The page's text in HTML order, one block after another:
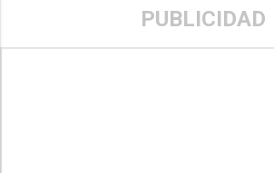
PUBLICIDAD